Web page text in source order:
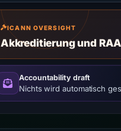
ICANN OVERSIGHT
Akkreditierung und
Accountability draft
Nichts wird automatisch